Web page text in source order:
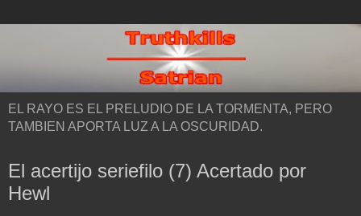
EL RAYO ES EL PRELUDIO DE LA TORMENTA, PERO
TAMBIEN APORTA LUZ A LA OSCURIDAD.
El acertijo seriefilo (7) Acertado por
Hewl